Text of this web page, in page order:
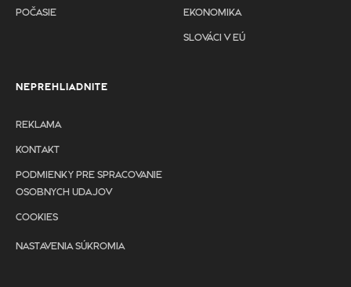
POČASIE EKONOMIKA
SLOVÁCI V EÚ
NEPREHLIADNITE
REKLAMA
KONTAKT
PODMIENKY PRE SPRACOVANIE
OSOBNYCH UDAJOV
COOKIES
NASTAVENIA SÚKROMIA